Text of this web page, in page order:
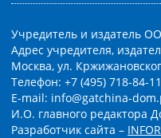
Учредитель и издатель
Адрес учредителя,
Москва, ул.
Телефон: +7 (495) 718-84-11
E-mail: info@gatchina-
И.О. главного редактора
Разработчик сайта –